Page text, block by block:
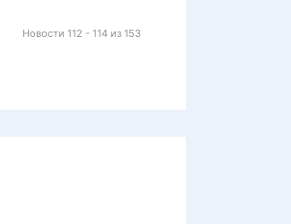
Новости 112 - 114 из 153